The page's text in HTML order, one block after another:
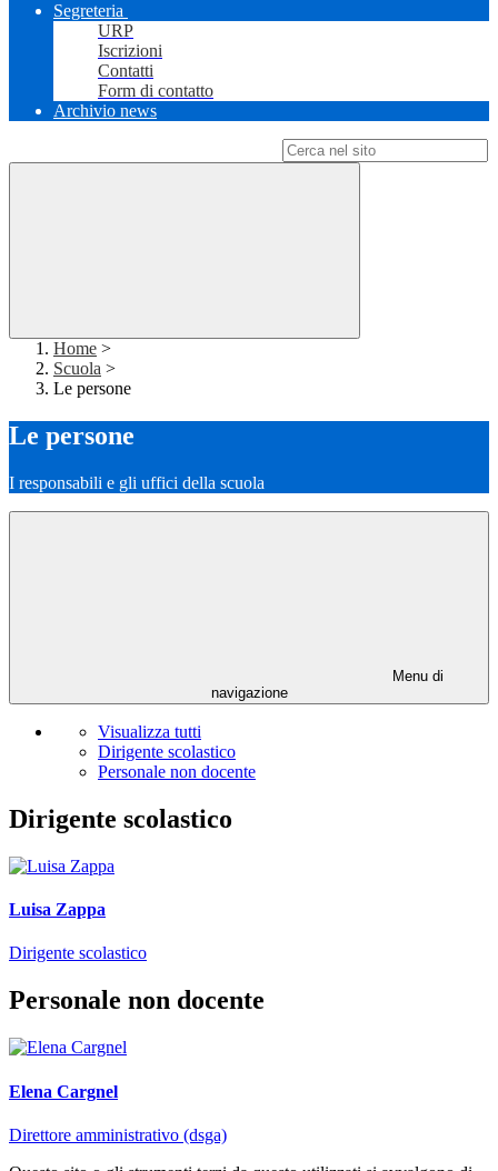
Segreteria
URP
Iscrizioni
Contatti
Form di contatto
Archivio news
Home >
Scuola >
Le persone
Le persone
I responsabili e gli uffici della scuola
Menu di
navigazione
Visualizza tutti
Dirigente scolastico
Personale non docente
Dirigente scolastico
Luisa Zappa
Dirigente scolastico
Personale non docente
Elena Cargnel
Direttore amministrativo (dsga)